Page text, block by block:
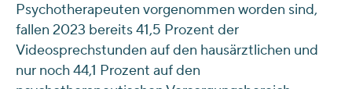
Psychotherapeuten vorgenommen worden sind,
fallen 2023 bereits 41,5 Prozent der
Videosprechstunden auf den hausärztlichen und
nur noch 44,1 Prozent auf den